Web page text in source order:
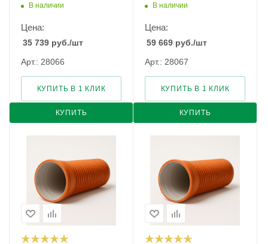
В наличии
Цена:
35 739 руб./шт
Арт.: 28066
КУПИТЬ
КУПИТЬ В 1 КЛИК
В наличии
Цена:
59 669 руб./шт
Арт.: 28067
КУПИТЬ
КУПИТЬ В 1 КЛИК